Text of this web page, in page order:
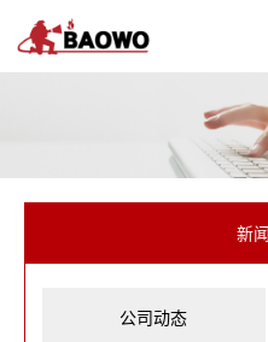
新
公司动态